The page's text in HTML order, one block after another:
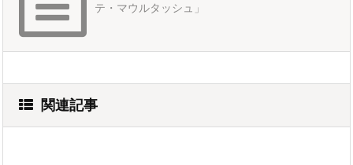
テ・マウルタッシュ」
関連記事